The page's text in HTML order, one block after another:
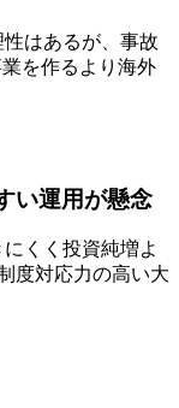
はあるが、事故
を作るより海外
い運用が懸念
くく投資純増よ
度対応力の高い大